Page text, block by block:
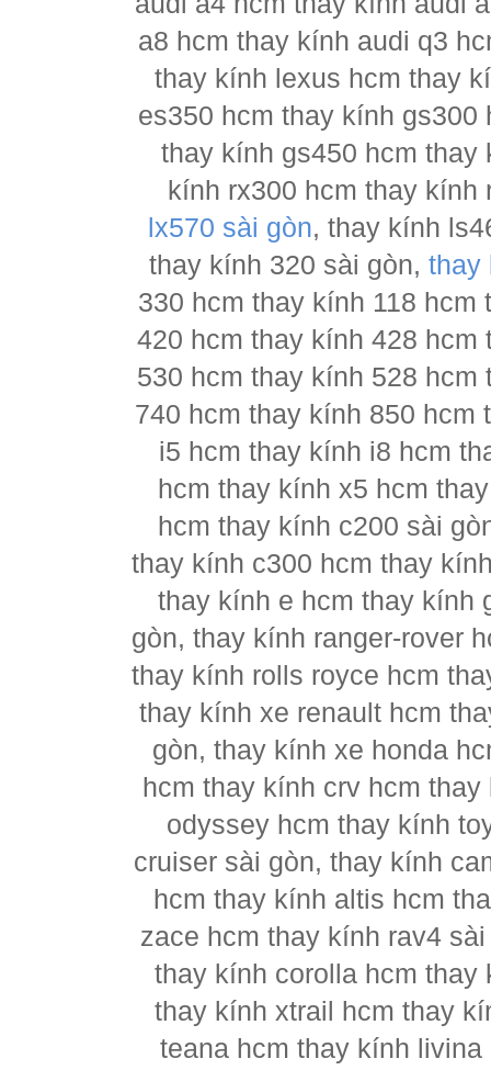
a8 hcm thay kính audi q3
thay kính lexus hcm thay
es350 hcm thay kính
thay kính gs450 hcm thay
kính rx300 hcm thay
lx570 sài gòn, thay kính
thay kính 320 sài gòn,thay
330 hcm thay kính 118
420 hcm thay kính 428
530 hcm thay kính 528
740 hcm thay kính 850
i5 hcm thay kính i8 hcm
hcm thay kính x5 hcm
hcm thay kính c200 sài
thay kính c300 hcm thay
thay kính e hcm thay kính
gòn, thay kính ranger-rover
thay kính rolls royce hcm
thay kính xe renault hcm
gòn, thay kính xe honda
hcm thay kính crv hcm
odyssey hcm thay kính
cruiser sài gòn, thay kính
hcm thay kính altis hcm
zace hcm thay kính rav4
thay kính corolla hcm
thay kính xtrail hcm thay
teana hcm thay kính